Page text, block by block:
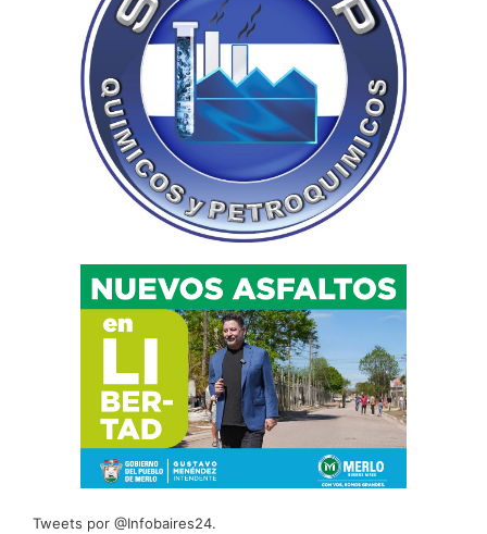
Tweets por @Infobaires24.